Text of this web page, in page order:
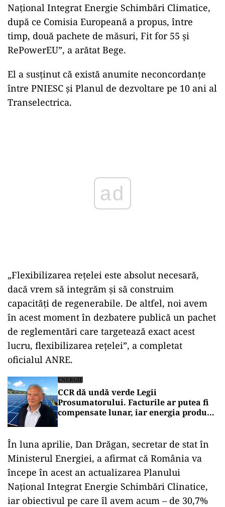
Naţional Integrat Energie Schimbări Climatice,
după ce Comisia Europeană a propus, între
timp, două pachete de măsuri, Fit for 55 şi
RePowerEU”, a arătat Bege.
El a susţinut că există anumite neconcordanţe
între PNIESC şi Planul de dezvoltare pe 10 ani al
Transelectrica.
„Flexibilizarea reţelei este absolut necesară,
dacă vrem să integrăm şi să construim
capacităţi de regenerabile. De altfel, noi avem
în acest moment în dezbatere publică un pachet
de reglementări care targetează exact acest
lucru, flexibilizarea reţelei”, a completat
oficialul ANRE.
ENERGIE
CCR dă undă verde Legii
Prosumatorului. Facturile ar putea fi
compensate lunar, iar energia produsă
În luna aprilie, Dan Drăgan, secretar de stat în
Ministerul Energiei, a afirmat că România va
începe în acest an actualizarea Planului
Naţional Integrat Energie Schimbări Clinatice,
iar obiectivul pe care îl avem acum – de 30,7%